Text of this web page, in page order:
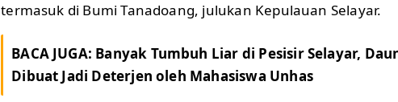
termasuk di Bumi Tanadoang, julukan Kepulauan Selayar.
BACA JUGA: Banyak Tumbuh Liar di Pesisir Selayar,
Dibuat Jadi Deterjen oleh Mahasiswa Unhas